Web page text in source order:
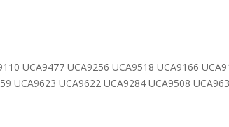
UCA9477 UCA9256 UCA9518 UCA9166
UCA9623 UCA9622 UCA9284 UCA9508